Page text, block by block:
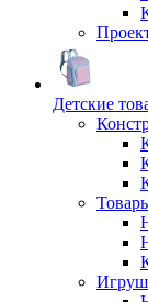
Детские